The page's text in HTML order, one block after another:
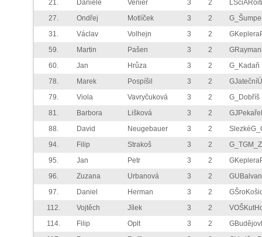
21.
Daniele Venier 3 2
LSciARoiti
27.
Ondřej Motlíček 3 2
31.
Václav Volhejn 3 2
59.
Martin Pašen 3 2
60.
Jan Hrůza 3 2
G_Kadaň
78.
Marek Pospíšil 3 2
79.
Viola Vavryčuková 3 2
G_Dobříš
81.
Barbora Lišková 3 2
88.
David Neugebauer 3 2
94.
Filip Strakoš 3 2
95.
Jan Petr 3 2
96.
Zuzana Urbanová 3 2
97.
Daniel Herman 3 2
112.
Vojtěch Jílek 3 2
114.
Filip Oplt 3 2